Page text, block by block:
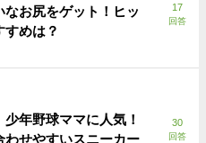
なお尻をゲット！ヒッ
すめは？
17
回答
少年野球ママに人気！
わせやすいスニーカー
30
回答